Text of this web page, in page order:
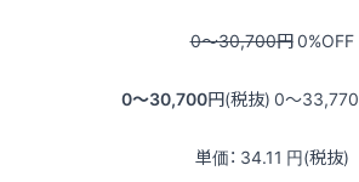
0〜30,700円0%OFF
0〜30,700円(税抜) 0〜33,770
単価： 34.11 円(税抜)